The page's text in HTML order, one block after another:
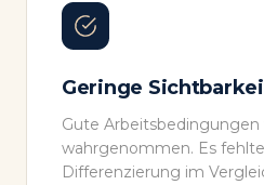
Geringe
Gute
wahrgenommen. Es
Differenzierung im